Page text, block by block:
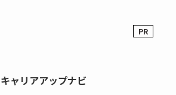
キャリアアップナビ